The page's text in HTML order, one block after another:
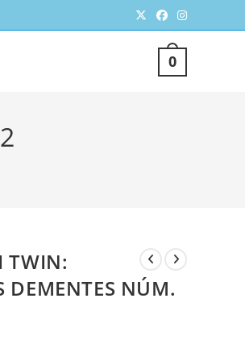
0
TWIN:
DEMENTES NÚM.